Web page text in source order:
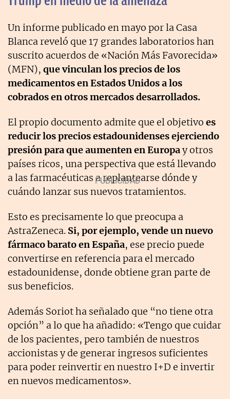
Un informe publicado en mayo por la Casa
Blanca reveló que 17 grandes laboratorios han
suscrito acuerdos de «Nación Más Favorecida»
(MFN), que vinculan los precios de los
medicamentos en Estados Unidos a los
cobrados en otros mercados desarrollados.
El propio documento admite que el objetivo es
reducir los precios estadounidenses ejerciendo
presión para que aumenten en Europay otros
países ricos, una perspectiva que está llevando
a las farmacéuticas a replantearse dónde y
cuándo lanzar sus nuevos tratamientos.
Esto es precisamente lo que preocupa a
AstraZeneca. Si, por ejemplo, vende un nuevo
fármaco barato en España, ese precio puede
convertirse en referencia para el mercado
estadounidense, donde obtiene gran parte de
sus beneficios.
Además Soriot ha señalado que “no tiene otra
opción” a lo que ha añadido: «Tengo que cuidar
de los pacientes, pero también de nuestros
accionistas y de generar ingresos suficientes
para poder reinvertir en nuestro I+D e invertir
en nuevos medicamentos».